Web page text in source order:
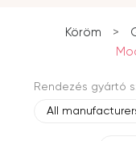
Köröm >
Rendezés gyártó
All